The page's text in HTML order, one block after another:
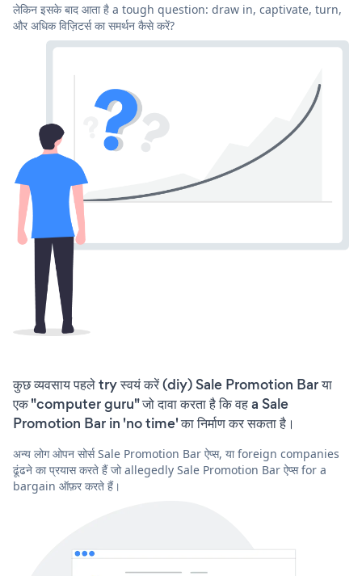
लेकिन इसके बाद आता है a tough question: draw in, captivate, turn,
और अधिक विज़िटर्स का समर्थन कैसे करें?
कुछ व्यवसाय पहले try स्वयं करें (diy) Sale Promotion Bar या
एक "computer guru" जो दावा करता है कि वह a Sale
Promotion Bar in 'no time' का निर्माण कर सकता है।
अन्य लोग ओपन सोर्स Sale Promotion Bar ऐप्स, या foreign companies
ढूंढने का प्रयास करते हैं जो allegedly Sale Promotion Bar ऐप्स for a
bargain ऑफ़र करते हैं।